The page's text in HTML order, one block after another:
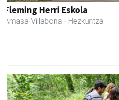
Amane
Amasa-Villabona - Arropa-dendak